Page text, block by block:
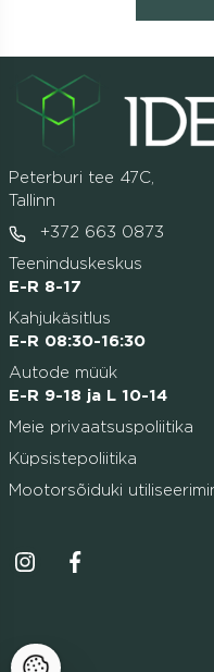
Peterburi tee 47C,
Tallinn
+372 663 0873
Teeninduskeskus
E-R 8-17
Kahjukäsitlus
E-R 08:30-16:30
Autode müük
E-R 9-18 ja L 10-14
Meie privaatsuspoliitika
Küpsistepoliitika
Mootorsõiduki